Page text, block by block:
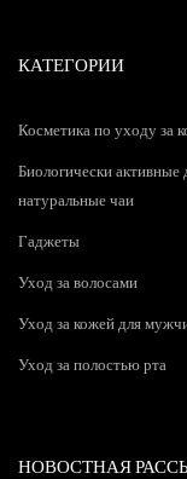
КАТЕГОРИИ
Косметика по уходу за
Биологически активные
натуральные чаи
Гаджеты
Уход за волосами
Уход за кожей для
Уход за полостью рта
НОВОСТНАЯ